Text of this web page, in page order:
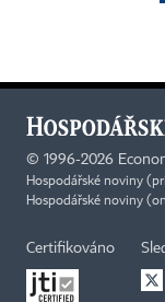
© 1996-2026
Hospodářské noviny
Hospodářské noviny
Certifikováno